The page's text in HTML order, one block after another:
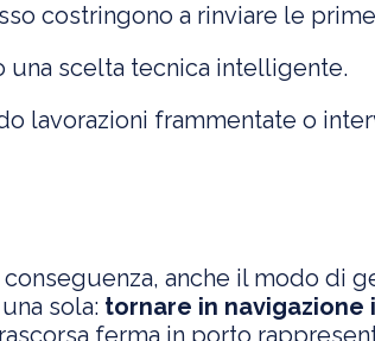
costringono a rinviare le
una scelta tecnica intelligente.
lavorazioni frammentate o
anche il modo di
sola: tornare in navigazione
ferma in porto